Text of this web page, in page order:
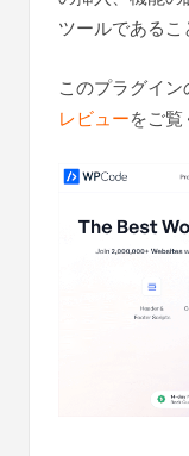
ツールであるこ
このプラグイン
レビューをご覧